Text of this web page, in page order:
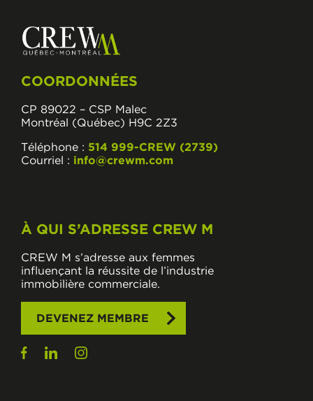
COORDONNÉES
CP 89022 – CSP Malec
Montréal (Québec) H9C 2Z3
Téléphone : 514 999-CREW (2739)
Courriel : info@crewm.com
À QUI S’ADRESSE CREW M
CREW M s’adresse aux femmes
influençant la réussite de l’industrie
immobilière commerciale.
DEVENEZ MEMBRE